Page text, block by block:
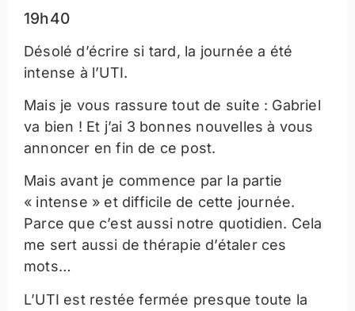
19h40
Désolé d’écrire si tard, la journée a été
intense à l’UTI.
Mais je vous rassure tout de suite : Gabriel
va bien ! Et j’ai 3 bonnes nouvelles à vous
annoncer en fin de ce post.
Mais avant je commence par la partie
« intense » et difficile de cette journée.
Parce que c’est aussi notre quotidien. Cela
me sert aussi de thérapie d’étaler ces
mots…
L’UTI est restée fermée presque toute la